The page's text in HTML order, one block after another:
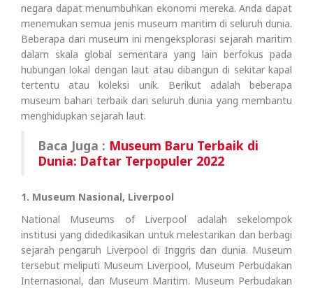
negara dapat menumbuhkan ekonomi mereka. Anda dapat
menemukan semua jenis museum maritim di seluruh dunia.
Beberapa dari museum ini mengeksplorasi sejarah maritim
dalam skala global sementara yang lain berfokus pada
hubungan lokal dengan laut atau dibangun di sekitar kapal
tertentu atau koleksi unik. Berikut adalah beberapa
museum bahari terbaik dari seluruh dunia yang membantu
menghidupkan sejarah laut.
Baca Juga : Museum Baru Terbaik di
Dunia: Daftar Terpopuler 2022
1. Museum Nasional, Liverpool
National Museums of Liverpool adalah sekelompok
institusi yang didedikasikan untuk melestarikan dan berbagi
sejarah pengaruh Liverpool di Inggris dan dunia. Museum
tersebut meliputi Museum Liverpool, Museum Perbudakan
Internasional, dan Museum Maritim. Museum Perbudakan